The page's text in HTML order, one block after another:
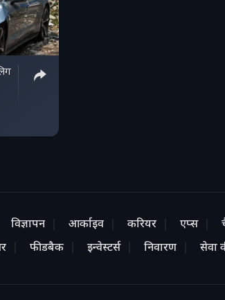
विज्ञापन आर्काइव करियर एप्स
फीडबैक इन्वेस्टर्स निवारण सेवा